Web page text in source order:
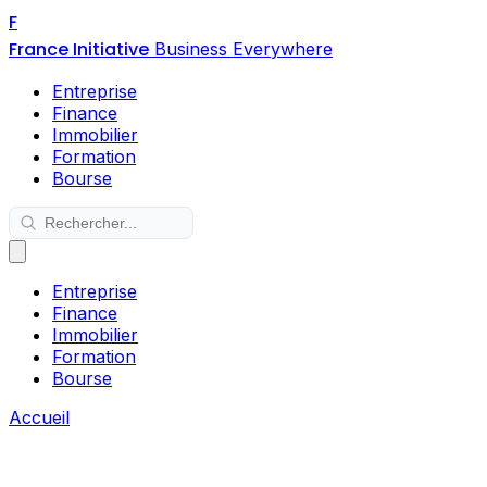
F
France Initiative Business Everywhere
Entreprise
Finance
Immobilier
Formation
Bourse
Entreprise
Finance
Immobilier
Formation
Bourse
Accueil